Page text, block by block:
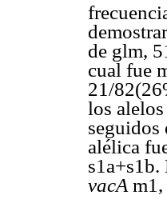
de glm,
cual fue
21/
los
seguidos
alélica
vacA